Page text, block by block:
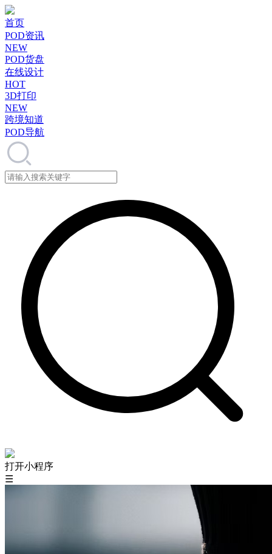
首页
POD资讯
NEW
POD货盘
在线设计
HOT
3D打印
NEW
跨境知道
POD导航
打开小程序
☰